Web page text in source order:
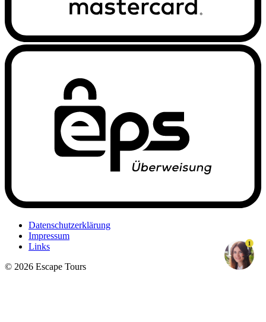
Datenschutzerklärung
Impressum
Links
© 2026 Escape Tours
1